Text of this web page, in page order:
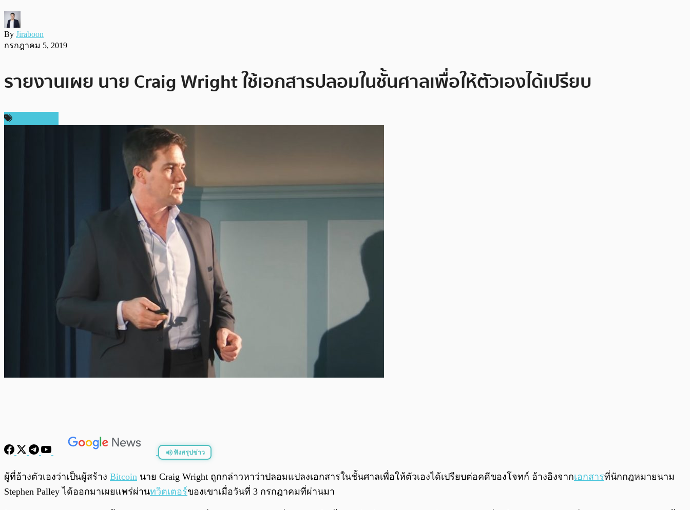
By Jiraboon
กรกฎาคม 5, 2019
รายงานเผย นาย Craig Wright ใช้เอกสารปลอมในชั้นศาลเพื่อให้ตัวเองได้เปรียบ
ฟังสรุปข่าว
พร้อมเล่น
ผู้ที่อ้างตัวเองว่าเป็นผู้สร้าง Bitcoin นาย Craig Wright ถูกกล่าวหาว่าปลอมแปลงเอกสารในชั้นศาลเพื่อให้ตัวเองได้เปรียบต่อคดีของโจทก์ อ้างอิงจากเอกสารที่นักกฎหมายนาม
Stephen Palley ได้ออกมาเผยแพร่ผ่านทวิตเตอร์ของเขาเมื่อวันที่ 3 กรกฎาคมที่ผ่านมา